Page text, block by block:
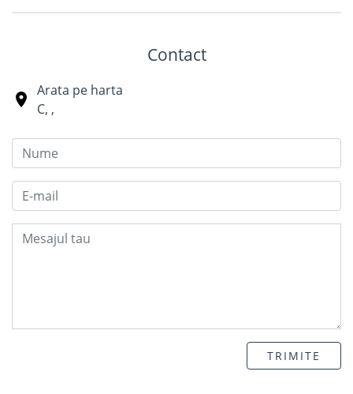
Contact
Arata pe harta
C, ,
TRIMITE